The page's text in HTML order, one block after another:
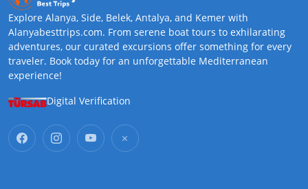
Explore Alanya, Side, Belek, Antalya, and Kemer with
Alanyabesttrips.com. From serene boat tours to exhilarating
adventures, our curated excursions offer something for every
traveler. Book today for an unforgettable Mediterranean
experience!
Digital Verification